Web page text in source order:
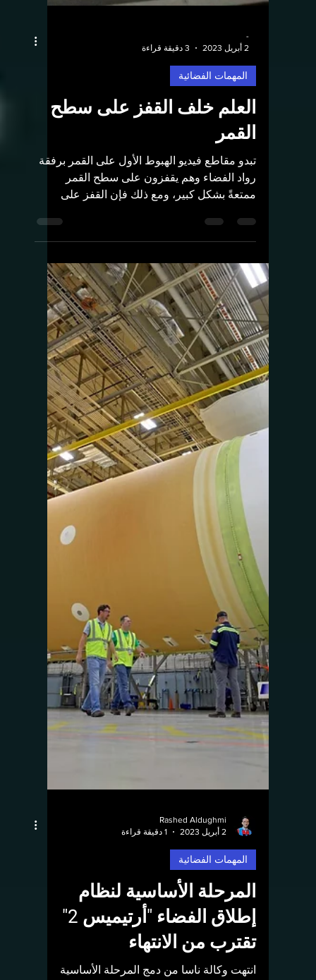
2 أبريل 2023
العلم خلف القفز على سطح
القمر
تبدو مقاطع فيديو الهبوط الأول على القمر برفقة
رواد الفضاء وهم يقفزون على سطح القمر
ممتعةً بشكل كبير، ومع ذلك فإن القفز على
سطح القمر يمكن...